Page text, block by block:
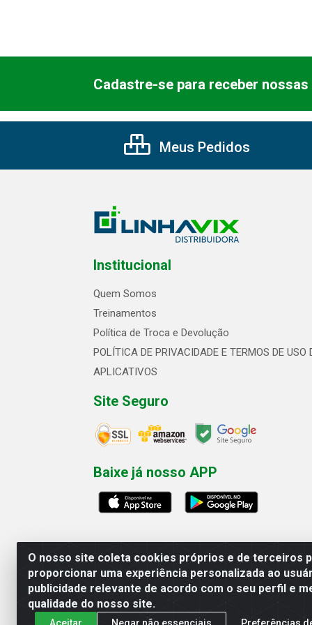
O nosso site coleta cookies próprios e de terceiros
proporcionar uma experiência personalizada ao
publicidade relevante de acordo com o seu perfil e
qualidade do nosso site.
Aceitar Negar não essenciais Preferências
Cadastre-se para receber
Meus Pedidos
Institucional
Quem Somos
Treinamentos
Política de Troca e Devolução
POLÍTICA DE PRIVACIDADE E TERMOS DE USO
APLICATIVOS
Site Seguro
Baixe já nosso APP
Linhavix Distribuidora LTDA -